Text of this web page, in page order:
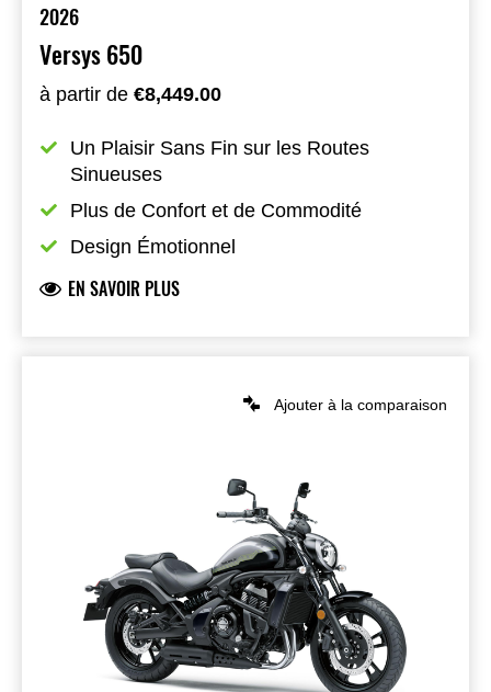
2026
Versys 650
à partir de €8,449.00
Un Plaisir Sans Fin sur les Routes
Sinueuses
Plus de Confort et de Commodité
Design Émotionnel
EN SAVOIR PLUS
Ajouter à la comparaison